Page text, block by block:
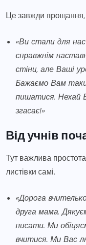
Це завжди прощання,
«Ви стали для
справжнім
стіни, але Ваші
Бажаємо Вам
пишатися. Нехай
згасає!»
Від учнів
Тут важлива
листівки самі.
«Дорога
друга мама.
писати. Ми
вчитися. Ми Вас